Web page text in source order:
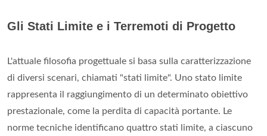
Gli Stati Limite e i Terremoti di Progetto
L'attuale filosofia progettuale si basa sulla caratterizzazione
di diversi scenari, chiamati "stati limite". Uno stato limite
rappresenta il raggiungimento di un determinato obiettivo
prestazionale, come la perdita di capacità portante. Le
norme tecniche identificano quattro stati limite, a ciascuno